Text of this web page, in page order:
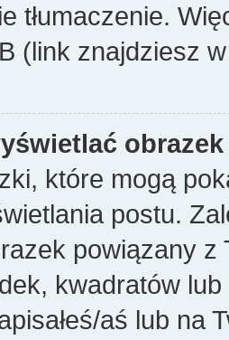
tłumaczenie.
(link znajdziesz
które mogą
postu.
powiązany z
kwadratów
aś lub na